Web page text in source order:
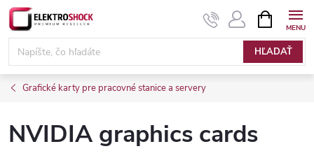
Prejsť
na
obsah
HĽADAŤ
KOŠÍK
Grafické karty pre pracovné stanice a servery
NVIDIA graphics cards